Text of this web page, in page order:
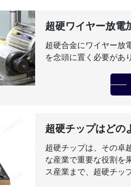
超硬ワイヤー放電
超硬合金にワイヤー放
を念頭に置く必要があ
超硬チップはどの
超硬チップは、その卓
な産業で重要な役割を
ス産業まで、超硬チッ